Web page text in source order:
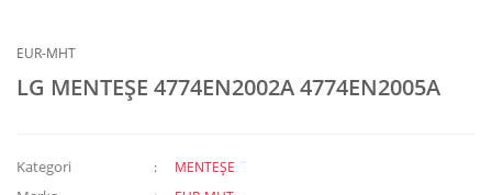
EUR-MHT
LG MENTEŞE 4774EN2002A 4774EN2005A
Kategori MENTEŞE